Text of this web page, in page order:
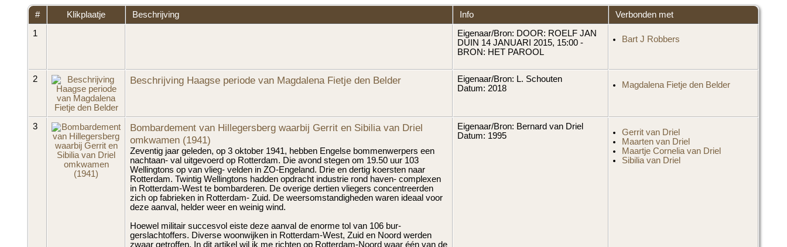
# Klikplaatje Beschrijving Info
Verbonden met
1
Eigenaar/Bron: DOOR: ROELF JAN
DUIN 14 JANUARI 2015, 15:00 -
BRON: HET PAROOL
Bart J Robbers
2 Beschrijving Haagse periode van Magdalena Fietje den Belder
Eigenaar/Bron: L. Schouten
Datum: 2018
Magdalena Fietje den Belder
3
Bombardement van Hillegersberg waarbij Gerrit en Sibilia van Driel
omkwamen (1941)
Zeventig jaar geleden, op 3 oktober 1941, hebben Engelse bommenwerpers een
nachtaan- val uitgevoerd op Rotterdam. Die avond stegen om 19.50 uur 103
Wellingtons op van vlieg- velden in ZO-Engeland. Drie en dertig koersten naar
Rotterdam. Twintig Wellingtons hadden opdracht industrie rond haven- complexen
in Rotterdam-West te bombarderen. De overige dertien vliegers concentreerden
zich op fabrieken in Rotterdam- Zuid. De weersomstandigheden waren ideaal voor
deze aanval, helder weer en weinig wind.
Hoewel militair succesvol eiste deze aanval de enorme tol van 106 bur-
gerslachtoffers. Diverse woonwijken in Rotterdam-West, Zuid en Noord werden
zwaar getroffen. In dit artikel wil ik me richten op Rotterdam-Noord waar één van de
Eigenaar/Bron: Bernard van Driel
Datum: 1995
Gerrit van Driel
Maarten van Driel
Maartje Cornelia van Driel
Sibilia van Driel